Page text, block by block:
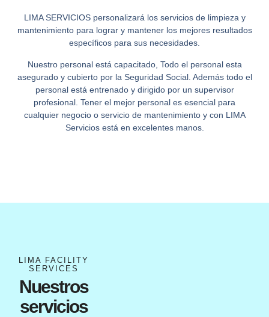
LIMA SERVICIOS personalizará los servicios de limpieza y
mantenimiento para lograr y mantener los mejores resultados
específicos para sus necesidades.
Nuestro personal está capacitado, Todo el personal esta
asegurado y cubierto por la Seguridad Social. Además todo el
personal está entrenado y dirigido por un supervisor
profesional. Tener el mejor personal es esencial para
cualquier negocio o servicio de mantenimiento y con LIMA
Servicios está en excelentes manos.
LIMA FACILITY
SERVICES
Nuestros
servicios